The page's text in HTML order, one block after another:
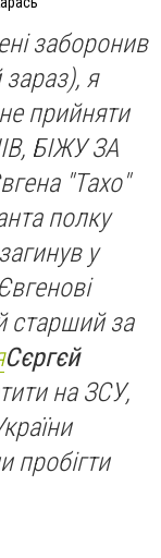
заборонив
зараз), я
прийняти
БІЖУ ЗА
"Тахо"
полку
у
старший за
Сєргєй
на ЗСУ,
пробігти